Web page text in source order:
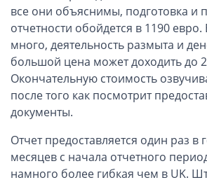
Способы оплаты
Вопросы и ответы
Автоматический обмен информацией
Контакты, схема проезда
все они объяснимы, подготовка и
отчетности обойдется в 1190 евро.
много, деятельность размыта и
большой цена может доходить до
Окончательную стоимость
после того как посмотрит
документы.
Отчет предоставляется один раз в
месяцев с начала отчетного
намного более гибкая чем в UK.